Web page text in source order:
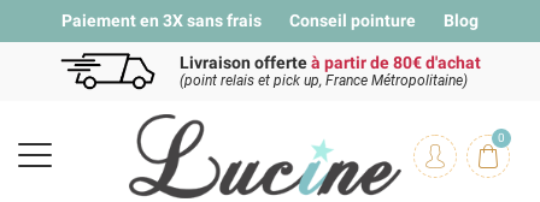
Paiement en 3X sans frais Conseil pointure Blog
Livraison offerteà partir de 80€ d'achat
(point relais et pick up, France Métropolitaine)
0